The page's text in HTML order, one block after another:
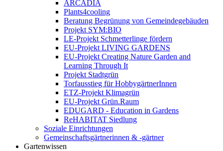
ARCADIA
Plants4cooling
Beratung Begrünung von Gemeindegebäuden
Projekt SYM:BIO
LE-Projekt Schmetterlinge fördern
EU-Projekt LIVING GARDENS
EU-Projekt Creating Nature Garden and
Learning Through It
Projekt Stadtgrün
Torfausstieg für HobbygärtnerInnen
ETZ-Projekt Klimagrün
EU-Projekt Grün.Raum
EDUGARD - Education in Gardens
ReHABITAT Siedlung
Soziale Einrichtungen
Gemeinschaftsgärtnerinnen & -gärtner
Gartenwissen